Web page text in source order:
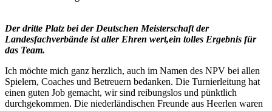
Der dritte Platz bei der Deutschen Meisterschaft der
Landesfachverbände ist aller Ehren wert,ein tolles Ergebnis für
das Team.
Ich möchte mich ganz herzlich, auch im Namen des NPV bei allen
Spielern, Coaches und Betreuern bedanken. Die Turnierleitung hat
einen guten Job gemacht, wir sind reibungslos und pünktlich
durchgekommen. Die niederländischen Freunde aus Heerlen waren